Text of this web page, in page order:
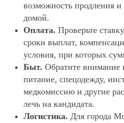
возможность продления
домой.
Оплата. Проверьте
сроки выплат,
условия, при которых
Быт. Обратите внимание
питание, спецодежду,
медкомиссию и другие
лечь на кандидата.
Логистика. Для города